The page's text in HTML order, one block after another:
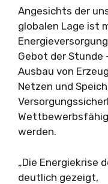
Angesichts der
globalen Lage ist
Gebot der Stunde
Ausbau von
Netzen und
werden.
„Die Energiekrise
deutlich gezeigt,